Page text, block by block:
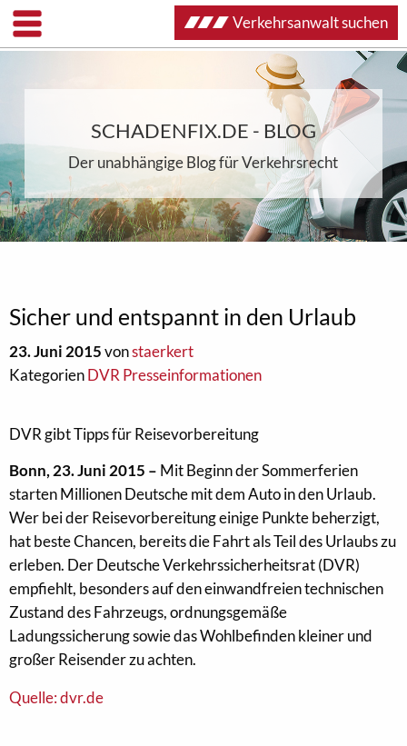
SCHADENFIX.DE - BLOG
Der unabhängige Blog für Verkehrsrecht
Sicher und entspannt in den Urlaub
23. Juni 2015vonstaerkert
KategorienDVR Presseinformationen
DVR gibt Tipps für Reisevorbereitung
Bonn, 23. Juni 2015 – Mit Beginn der Sommerferien
starten Millionen Deutsche mit dem Auto in den Urlaub.
Wer bei der Reisevorbereitung einige Punkte beherzigt,
hat beste Chancen, bereits die Fahrt als Teil des Urlaubs zu
erleben. Der Deutsche Verkehrssicherheitsrat (DVR)
empfiehlt, besonders auf den einwandfreien technischen
Zustand des Fahrzeugs, ordnungsgemäße
Ladungssicherung sowie das Wohlbefinden kleiner und
großer Reisender zu achten.
Quelle: dvr.de
Verkehrsanwalt suchen